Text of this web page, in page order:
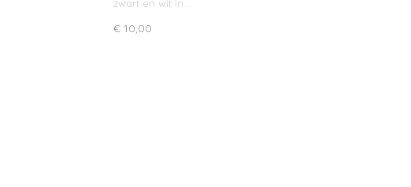
zwart en wit in…
€ 10,00